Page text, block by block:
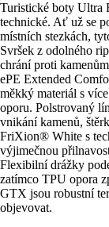
Turistické boty Ultra
technické. Ať už se
místních stezkách,
Svršek z odolného
chrání proti
ePE Extended
měkký materiál s
oporu. Polstrovaný
vnikání kamenů,
FriXion® White s
výjimečnou
Flexibilní drážky
zatímco TPU opora
GTX jsou robustní
objevovat.